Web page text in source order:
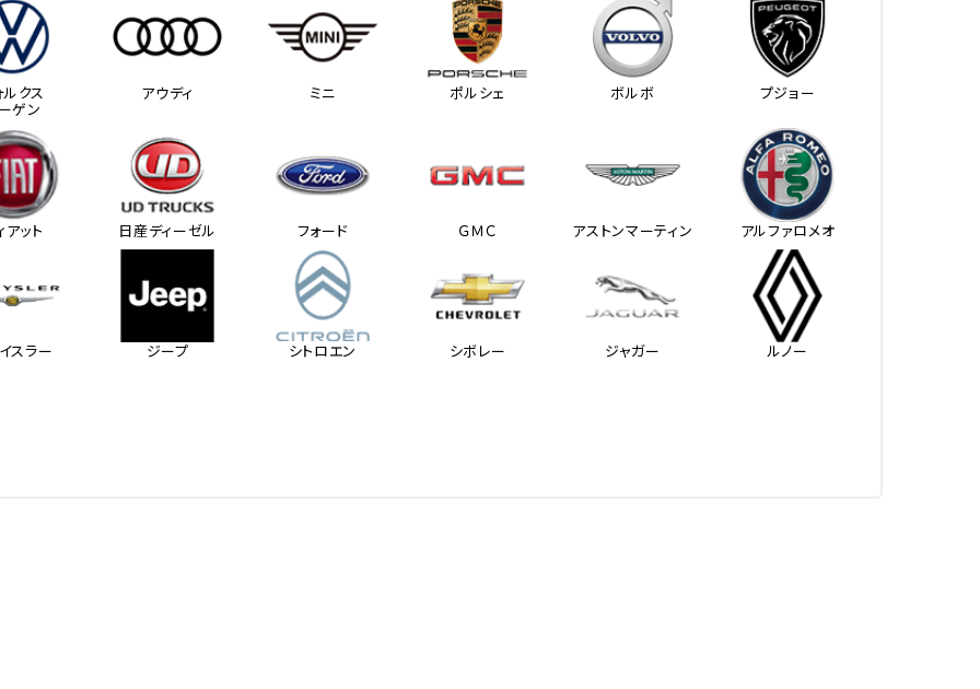
ルクス
ゲン
アウディ ミニ ポルシェ ボルボ プジョー
アット 日産ディーゼル フォード ＧＭＣ アストンマーティン アルファロメオ
スラー ジープ シトロエン シボレー ジャガー ルノー